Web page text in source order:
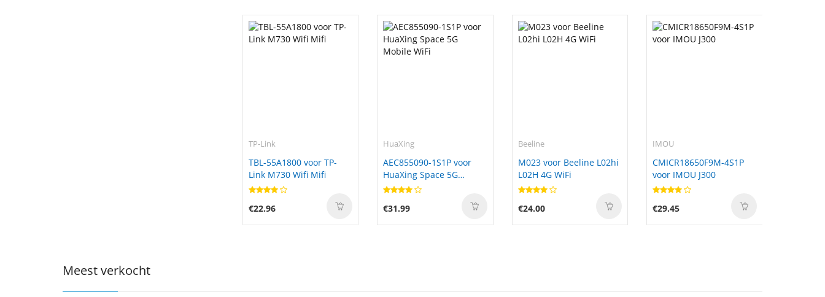
TP-Link
TBL-55A1800 voor TP-
Link M730 Wifi Mifi
€22.96
HuaXing
AEC855090-1S1P voor
HuaXing Space 5G
Mobile WiFi
€31.99
Beeline
M023 voor Beeline L02hi
L02H 4G WiFi
€24.00
IMOU
CMICR18650F9M-4S1P
voor IMOU J300
€29.45
Meest verkocht